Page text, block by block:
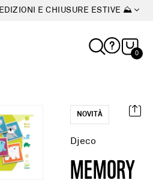
E CHIUSURE ESTIVE ⛰
0
NOVITÀ
Djeco
MEMORY